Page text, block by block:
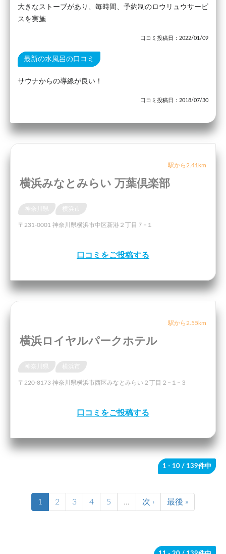
大きなストーブがあり、毎時間、予約制のロウリュウサービ
スを実施
口コミ投稿日：2022/01/09
最新の水風呂の口コミ
サウナからの導線が良い！
口コミ投稿日：2018/07/30
駅から2.41km
横浜みなとみらい 万葉倶楽部
〒231-0001 神奈川県横浜市中区新港２丁目７−１
口コミをご投稿する
駅から2.55km
横浜ロイヤルパークホテル
〒220-8173 神奈川県横浜市西区みなとみらい２丁目２−１−３
口コミをご投稿する
1 - 10 / 139件中
1 2 3 4 5 … 次 › 最後 »